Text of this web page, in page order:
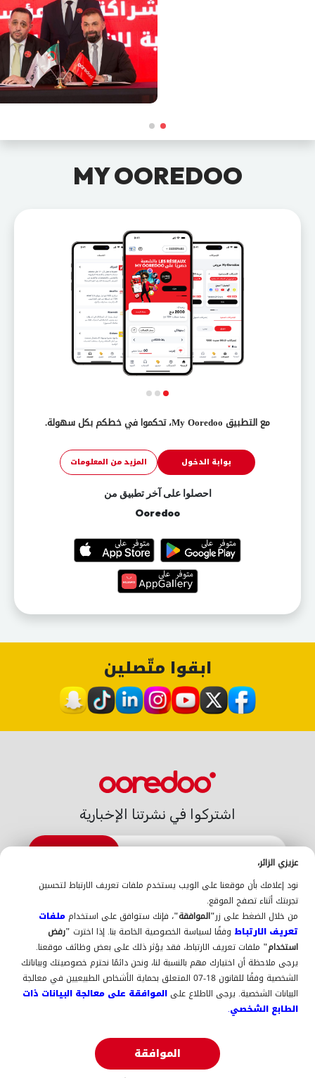
عزيزي الزائر،
نود إعلامك بأن موقعنا على الويب يستخدم ملفات تعريف الارتباط لتحسين
تجربتك أثناء تصفح الموقع.
من خلال الضغط على زر"الموافقة"، فإنك ستوافق على استخدامملفات
تعريف الارتباط وفقًا لسياسة الخصوصية الخاصة بنا. إذا اخترت "رفض
استخدام" ملفات تعريف الارتباط، فقد يؤثر ذلك على بعض وظائف موقعنا.
يرجى ملاحظة أن اختيارك مهم بالنسبة لنا، ونحن دائمًا نحترم خصوصيتك وبياناتك
الشخصية وفقًا للقانون 18-07 المتعلق بحماية الأشخاص الطبيعيين في معالجة
البيانات الشخصية. يرجى الاطلاع على الموافقة على معالجة البيانات ذات
الطابع الشخصي.
الموافقة
MY OOREDOO
مع التطبيق My Ooredoo، تحكموا في خطكم بكل سهولة.
بوابة الدخول المزيد من المعلومات
احصلوا على آخر تطبيق من
Ooredoo
ابقوا متّصلين
اشتركوا في نشرتنا الإخبارية
اتّصلوا بنا
الدعم أين تجدوننا La Gold
حول Ooredoo
التوظيف
فهرس التوصيل البيني 2025-
2026 انضم إلينا كمُورد (سجل نفسك هنا)
السياسة والجودة
الإشعارات القانونية سياسة الجودة الإبلاغ عن المخالفات
ISO
9001ISO-CEI 27001
المعطيات ذات الطابع الشخصي
السياسة العامة لحماية البيانات